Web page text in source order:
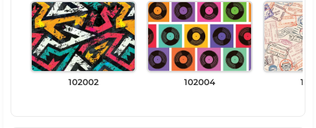
102002 102004